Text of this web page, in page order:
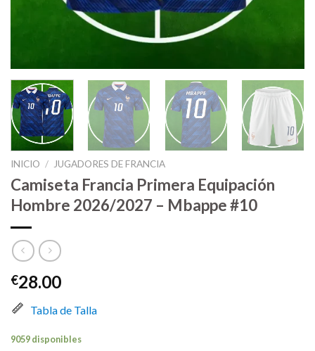
INICIO / JUGADORES DE FRANCIA
Camiseta Francia Primera Equipación
Hombre 2026/2027 – Mbappe #10
€28.00
Tabla de Talla
9059 disponibles